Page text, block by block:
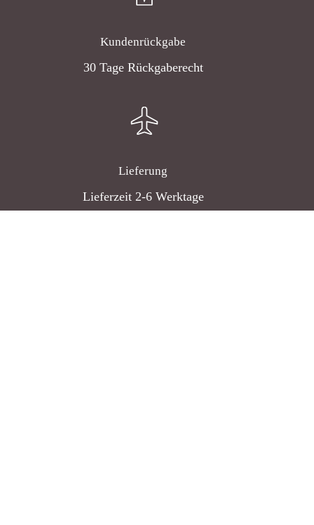
Kundenrückgabe
30 Tage Rückgaberecht
Lieferung
Lieferzeit 2-6 Werktage